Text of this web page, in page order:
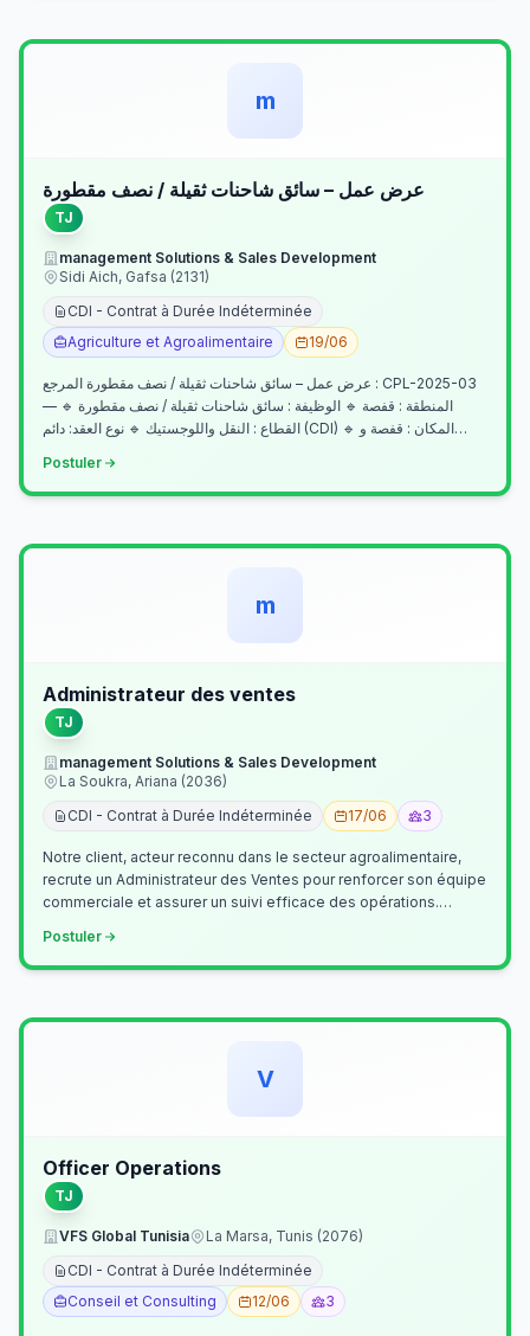
m
عرض عمل – سائق شاحنات ثقيلة / نصف مقطورة
TJ
management Solutions & Sales Development
Sidi Aich, Gafsa (2131)
CDI - Contrat à Durée Indéterminée
Agriculture et Agroalimentaire
19/06
عرض عمل – سائق شاحنات ثقيلة / نصف مقطورة المرجع : CPL-2025-03
— المنطقة : قفصة 🔹 الوظيفة : سائق شاحنات ثقيلة / نصف مقطورة 🔹
القطاع : النقل واللوجستيك 🔹 نوع العقد: دائم (CDI) 🔹 المكان : قفصة و…
Postuler
m
Administrateur des ventes
TJ
management Solutions & Sales Development
La Soukra, Ariana (2036)
CDI - Contrat à Durée Indéterminée
17/06 3
Notre client, acteur reconnu dans le secteur agroalimentaire,
recrute un Administrateur des Ventes pour renforcer son équipe
commerciale et assurer un suivi efficace des opérations.
Postuler
V
Officer Operations
TJ
VFS Global Tunisia
La Marsa, Tunis (2076)
CDI - Contrat à Durée Indéterminée
Conseil et Consulting
12/06 3